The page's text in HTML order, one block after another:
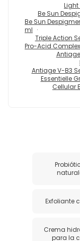
Light
Be Sun
Be Sun
ml
Triple Action
Pro-Acid
Antiage V-B3
Essentielle
Cellular
Exfoliante
Crema
para la